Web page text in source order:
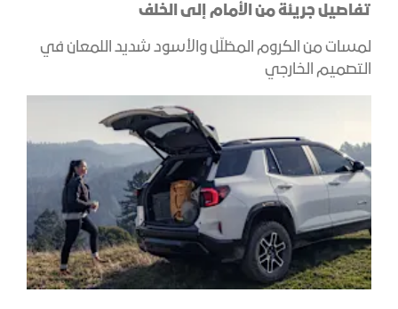
تفاصيل جريئة من الأمام إلى الخلف
لمسات من الكروم المظلّل والأسود شديد اللمعان في
التصميم الخارجي